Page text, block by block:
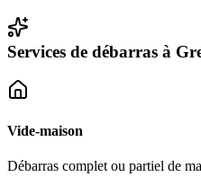
Services de débarras à
Vide-maison
Débarras complet ou partiel de